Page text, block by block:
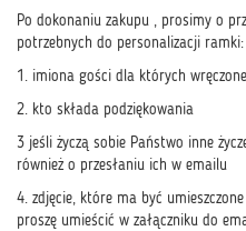
Po dokonaniu zakupu , prosimy o
potrzebnych do personalizacji ramki:
1. imiona gości dla których
2. kto składa podziękowania
3 jeśli życzą sobie Państwo inne
również o przesłaniu ich w emailu
4. zdjęcie, które ma być
proszę umieścić w załączniku do